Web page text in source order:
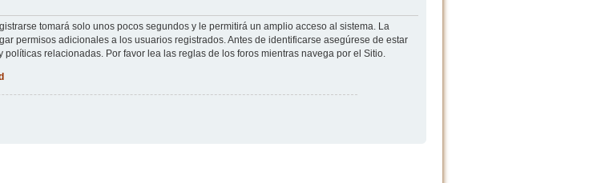
tomará solo unos pocos segundos y le permitirá un amplio acceso al sistema. La
permisos adicionales a los usuarios registrados. Antes de identificarse asegúrese de estar
relacionadas. Por favor lea las reglas de los foros mientras navega por el Sitio.